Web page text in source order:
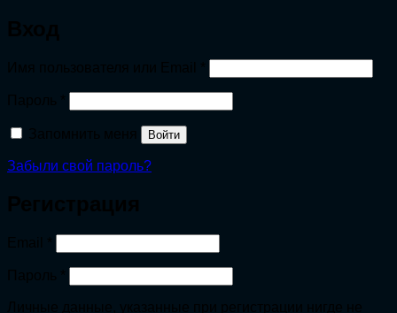
Войти
Забыли свой пароль?